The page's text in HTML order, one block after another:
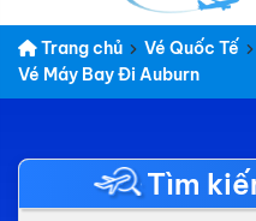
Trang chủ Vé Quốc Tế
Vé Máy Bay Đi Auburn
Tìm